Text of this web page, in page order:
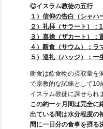
◎イスラム教徒の五行
１）信仰の告白（シャハ
２）礼拝（サラート）：
３）喜捨（ザカート）：
４）断食（サウム）：ラ
５）巡礼（ハッジ）：一
断食は飲食物の摂取量を
で宗教的な試練として10
イスラム教徒に課せられ
この約一ヶ月間は完全に
出ている間は水分程度の
間に一日分の食事を摂る